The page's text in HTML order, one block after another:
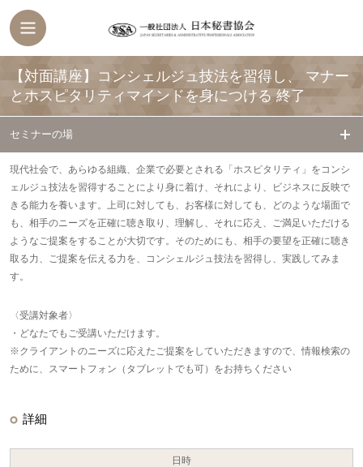
【対面講座】コンシェルジュ技法を習得し、 マナー
とホスピタリティマインドを身につける終了
セミナーの場
現代社会で、あらゆる組織、企業で必要とされる「ホスピタリティ」をコンシ
ェルジュ技法を習得することにより身に着け、それにより、ビジネスに反映で
きる能力を養います。上司に対しても、お客様に対しても、どのような場面で
も、相手のニーズを正確に聴き取り、理解し、それに応え、ご満足いただける
ようなご提案をすることが大切です。そのためにも、相手の要望を正確に聴き
取る力、ご提案を伝える力を、コンシェルジュ技法を習得し、実践してみま
す。
〈受講対象者〉
・どなたでもご受講いただけます。
※クライアントのニーズに応えたご提案をしていただきますので、情報検索の
ために、スマートフォン（タブレットでも可）をお持ちください
詳細
日時